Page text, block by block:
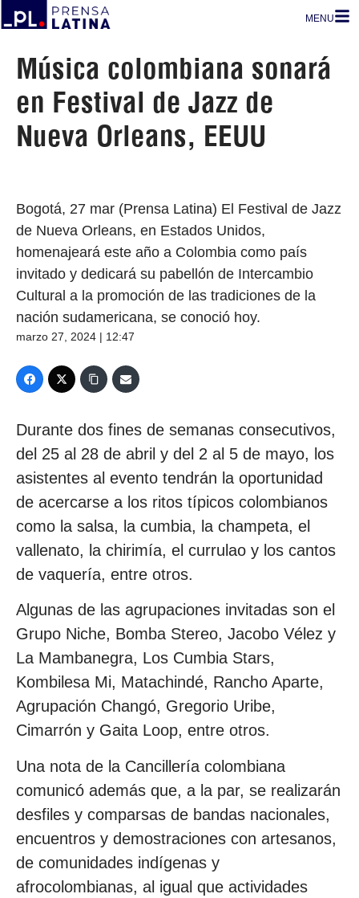
MENU
Música colombiana sonará
en Festival de Jazz de
Nueva Orleans, EEUU
Bogotá, 27 mar (Prensa Latina) El Festival de Jazz
de Nueva Orleans, en Estados Unidos,
homenajeará este año a Colombia como país
invitado y dedicará su pabellón de Intercambio
Cultural a la promoción de las tradiciones de la
nación sudamericana, se conoció hoy.
marzo 27, 2024 | 12:47
Durante dos fines de semanas consecutivos,
del 25 al 28 de abril y del 2 al 5 de mayo, los
asistentes al evento tendrán la oportunidad
de acercarse a los ritos típicos colombianos
como la salsa, la cumbia, la champeta, el
vallenato, la chirimía, el currulao y los cantos
de vaquería, entre otros.
Algunas de las agrupaciones invitadas son el
Grupo Niche, Bomba Stereo, Jacobo Vélez y
La Mambanegra, Los Cumbia Stars,
Kombilesa Mi, Matachindé, Rancho Aparte,
Agrupación Changó, Gregorio Uribe,
Cimarrón y Gaita Loop, entre otros.
Una nota de la Cancillería colombiana
comunicó además que, a la par, se realizarán
desfiles y comparsas de bandas nacionales,
encuentros y demostraciones con artesanos,
de comunidades indígenas y
afrocolombianas, al igual que actividades